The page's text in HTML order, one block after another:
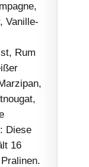
Vanille-
Rum
Diese
16